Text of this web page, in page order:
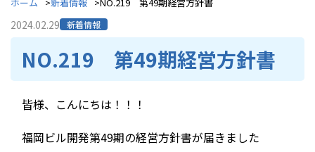
ホーム 新着情報 NO.219 第49期経営方針書
2024.02.29 新着情報
NO.219 第49期経営方針書
皆様、こんにちは！！！
福岡ビル開発第49期の経営方針書が届きました